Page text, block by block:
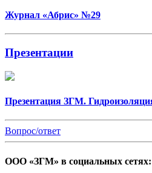
Журнал «Абрис» №29
Презентации
Презентация ЗГМ.
Вопрос/ответ
ООО «ЗГМ» в социальных сетях: